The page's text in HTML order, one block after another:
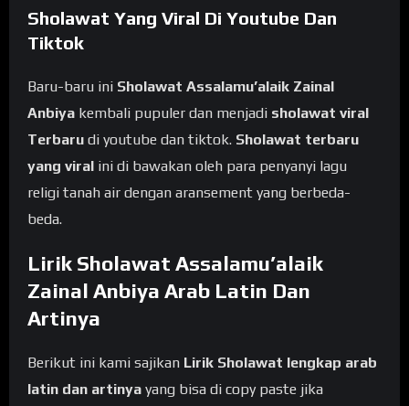
Sholawat Yang Viral Di Youtube Dan
Tiktok
Baru-baru ini Sholawat Assalamu’alaik Zainal
Anbiya kembali pupuler dan menjadi sholawat viral
Terbaru di youtube dan tiktok. Sholawat terbaru
yang viral ini di bawakan oleh para penyanyi lagu
religi tanah air dengan aransement yang berbeda-
beda.
Lirik Sholawat Assalamu’alaik
Zainal Anbiya Arab Latin Dan
Artinya
Berikut ini kami sajikan Lirik Sholawat lengkap arab
latin dan artinya yang bisa di copy paste jika